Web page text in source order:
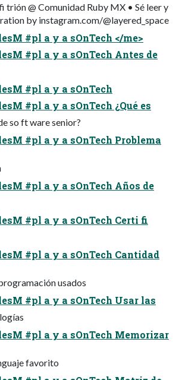
trión @ Comunidad Ruby MX • Sé leer y
by instagram.com/@layered_space
#pl a y a sOnTech </me>
#pl a y a sOnTech Antes de
#pl a y a sOnTech
#pl a y a sOnTech ¿Qué es
so ft ware senior?
#pl a y a sOnTech Problema
#pl a y a sOnTech Años de
#pl a y a sOnTech Certi fi
#pl a y a sOnTech Cantidad
usados
#pl a y a sOnTech Usar las
#pl a y a sOnTech Memorizar
favorito